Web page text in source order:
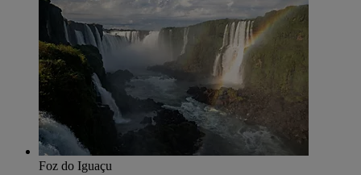
Foz do Iguaçu